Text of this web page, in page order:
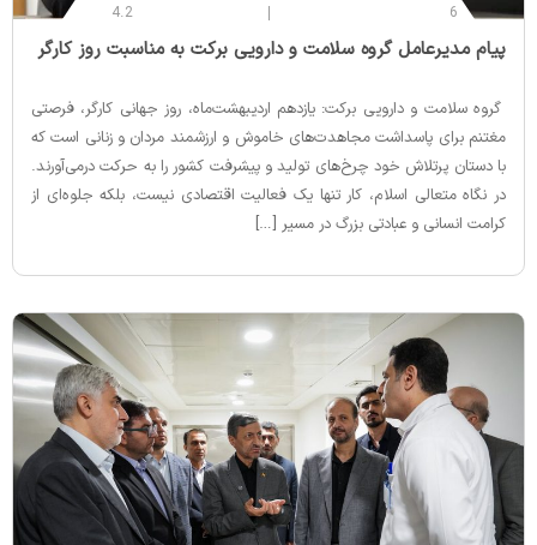
6
4.2
‌پیام مدیرعامل گروه سلامت و دارویی برکت به مناسبت روز کارگر
گروه سلامت و دارویی برکت: یازدهم اردیبهشت‌ماه، روز جهانی کارگر، فرصتی
مغتنم برای پاسداشت مجاهدت‌های خاموش و ارزشمند مردان و زنانی است که
با دستان پرتلاش خود چرخ‌های تولید و پیشرفت کشور را به حرکت درمی‌آورند.
در نگاه متعالی اسلام، کار تنها یک فعالیت اقتصادی نیست، بلکه جلوه‌ای از
کرامت انسانی و عبادتی بزرگ در مسیر […]